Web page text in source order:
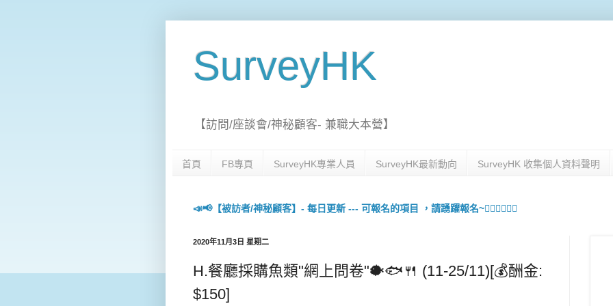
SurveyHK
【訪問/座談會/神秘顧客- 兼職大本營】
首頁 FB專頁 SurveyHK專業人員 SurveyHK最新動向 SurveyHK 收集個人資料聲明
📣📢【被訪者/神秘顧客】- 每日更新 --- 可報名的項目 ，請踴躍報名~🙋🏻‍♀️💇🏻‍♀️
2020年11月3日 星期二
H.餐廳採購魚類"網上問卷"🐡🐟🍴 (11-25/11)[💰酬金:
$150]